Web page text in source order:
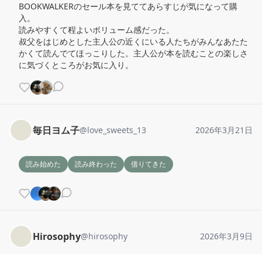
BOOKWALKERのセール本を見ててあらすじが気になって購
入。
読みやすくて程よいボリューム感だった。
叔父をはじめとした主人公の近くにいる人たちがみんなあたた
かくて読んでてほっこりした。主人公が本を読むことの楽しさ
に気づくところがお気に入り。
毎日ヨム子@love_sweets_13 2026年3月21日
読み始めた 読み終わった 借りてきた
Hirosophy@hirosophy 2026年3月9日